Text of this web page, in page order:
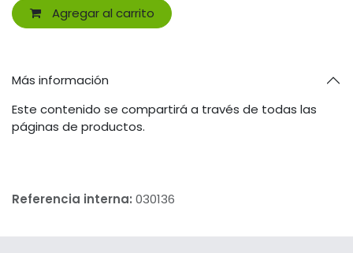
Agregar al carrito
Más información
Este contenido se compartirá a través de todas las
páginas de productos.
Referencia interna: 030136